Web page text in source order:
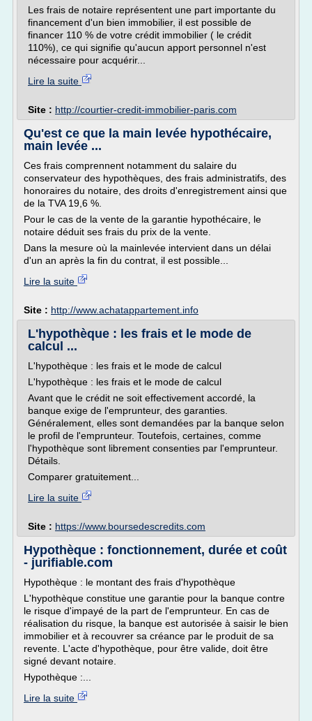
Les frais de notaire représentent une part importante du
financement d'un bien immobilier, il est possible de
financer 110 % de votre crédit immobilier ( le crédit
110%), ce qui signifie qu'aucun apport personnel n'est
nécessaire pour acquérir...
Lire la suite
Site : http://courtier-credit-immobilier-paris.com
Qu'est ce que la main levée hypothécaire,
main levée ...
Ces frais comprennent notamment du salaire du
conservateur des hypothèques, des frais administratifs, des
honoraires du notaire, des droits d'enregistrement ainsi que
de la TVA 19,6 %.
Pour le cas de la vente de la garantie hypothécaire, le
notaire déduit ses frais du prix de la vente.
Dans la mesure où la mainlevée intervient dans un délai
d'un an après la fin du contrat, il est possible...
Lire la suite
Site : http://www.achatappartement.info
L'hypothèque : les frais et le mode de
calcul ...
L'hypothèque : les frais et le mode de calcul
L'hypothèque : les frais et le mode de calcul
Avant que le crédit ne soit effectivement accordé, la
banque exige de l'emprunteur, des garanties.
Généralement, elles sont demandées par la banque selon
le profil de l'emprunteur. Toutefois, certaines, comme
l'hypothèque sont librement consenties par l'emprunteur.
Détails.
Comparer gratuitement...
Lire la suite
Site : https://www.boursedescredits.com
Hypothèque : fonctionnement, durée et coût
- jurifiable.com
Hypothèque : le montant des frais d'hypothèque
L'hypothèque constitue une garantie pour la banque contre
le risque d'impayé de la part de l'emprunteur. En cas de
réalisation du risque, la banque est autorisée à saisir le bien
immobilier et à recouvrer sa créance par le produit de sa
revente. L'acte d'hypothèque, pour être valide, doit être
signé devant notaire.
Hypothèque :...
Lire la suite